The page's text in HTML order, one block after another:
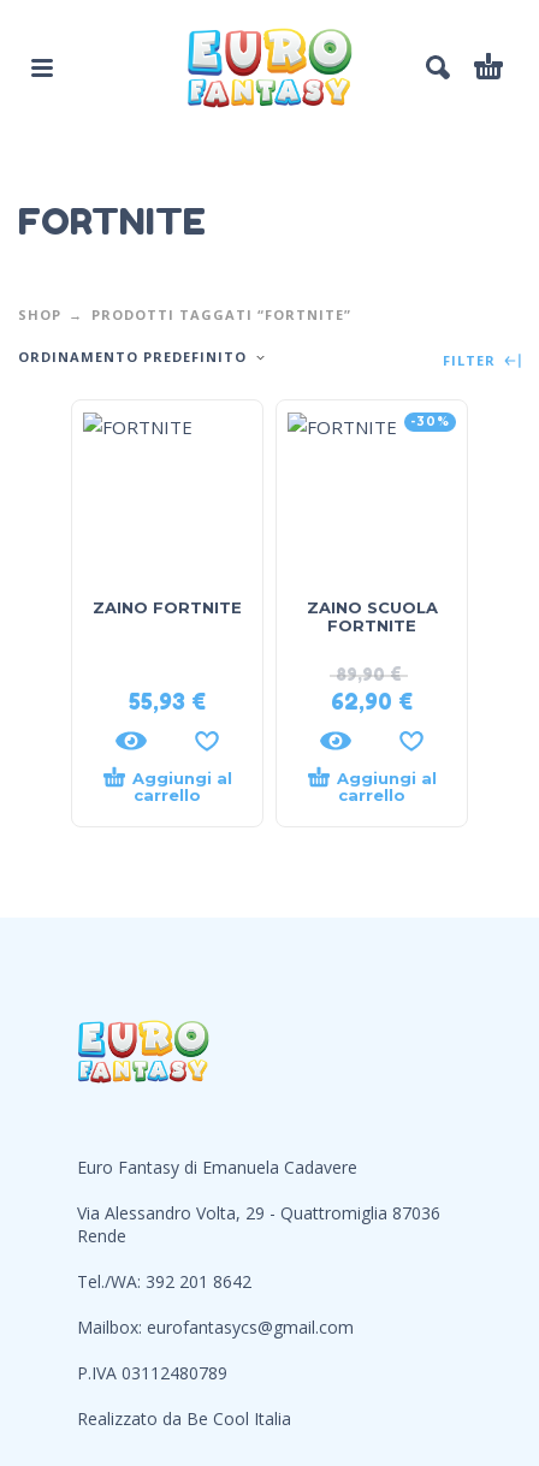
FORTNITE
SHOP PRODOTTI TAGGATI “FORTNITE”
ORDINAMENTO PREDEFINITO FILTER
ZAINO FORTNITE
55,93 €
Aggiungi al
carrello
-30%
ZAINO SCUOLA
FORTNITE
89,90€
62,90 €
Aggiungi al
carrello
Euro Fantasy di Emanuela Cadavere
Via Alessandro Volta, 29 - Quattromiglia 87036
Rende
Tel./WA: 392 201 8642
Mailbox: eurofantasycs@gmail.com
P.IVA 03112480789
Realizzato da Be Cool Italia